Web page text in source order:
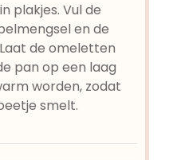
plakjes. Vul de
en de
de omeletten
pan op een laag
worden, zodat
smelt.